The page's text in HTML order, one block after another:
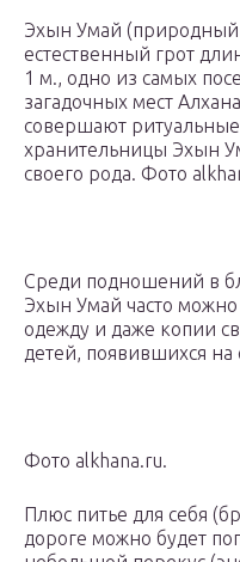
Эхын Умай
естественный грот
1 м., одно из самых
загадочных мест
совершают
хранительницы Эхын
своего рода. Фото
Среди подношений в
Эхын Умай часто
одежду и даже копии
детей, появившихся на
Фото alkhana.ru.
Плюс питье для себя
дороге можно будет